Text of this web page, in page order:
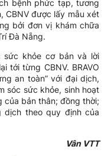
bệnh phức tạp, tương
CBNV được lấy mẫu xét
bởi đơn vị khám chữa
Đà Nẵng.
sức khỏe cơ bản và lời
tới từng CBNV. BRAVO
an toàn” với đại dịch,
sóc sức khỏe, sinh hoạt
bản thân; đồng thời;
theo quy định của
Vân VTT